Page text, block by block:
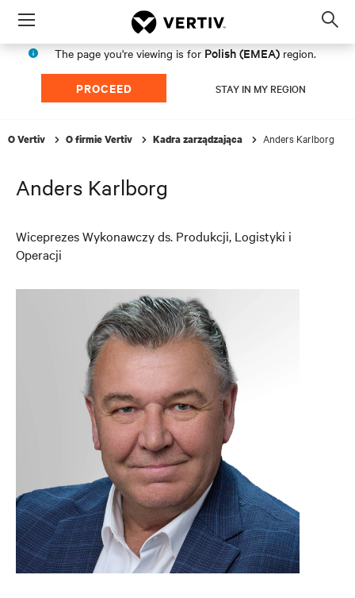
Menu
The page you're viewing is for Polish (EMEA) region.
PROCEED STAY IN MY REGION
O Vertiv O firmie Vertiv Kadra zarządzająca Anders Karlborg
Anders Karlborg
Wiceprezes Wykonawczy ds. Produkcji, Logistyki i
Operacji